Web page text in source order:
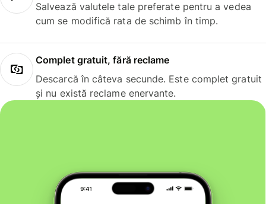
Salvează valutele tale preferate pentru a vedea
cum se modifică rata de schimb în timp.
Complet gratuit, fără reclame
Descarcă în câteva secunde. Este complet gratuit
și nu există reclame enervante.